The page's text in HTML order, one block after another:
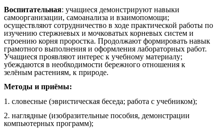
Воспитательная: учащиеся демонстрируют навыки
самоорганизации, самоанализа и взаимопомощи;
осуществляют сотрудничество в ходе практической работы по
изучению стержневых и мочковатых корневых систем и
строению корня проростка. Продолжают формировать навык
грамотного выполнения и оформления лабораторных работ.
Учащиеся проявляют интерес к учебному материалу;
убеждаются в необходимости бережного отношения к
зелёным растениям, к природе.
Методы и приёмы:
1. словесные (эвристическая беседа; работа с учебником);
2. наглядные (изобразительные пособия, демонстрации
компьютерных программ);